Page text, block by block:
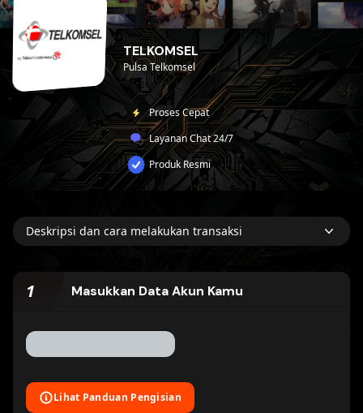
TELKOMSEL
Pulsa Telkomsel
Proses Cepat
Layanan Chat 24/7
Produk Resmi
Deskripsi dan cara melakukan transaksi
1 Masukkan Data Akun Kamu
Lihat Panduan Pengisian